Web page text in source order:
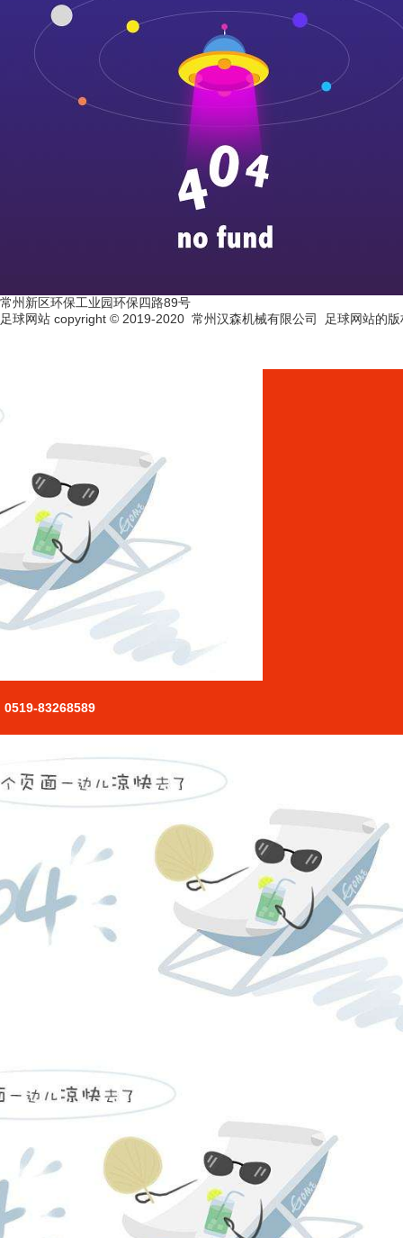
常州新区环保工业园环保四路89号
足球网站 copyright © 2019-2020 常州汉森机械有限公司 足球网站的
0519-83268589